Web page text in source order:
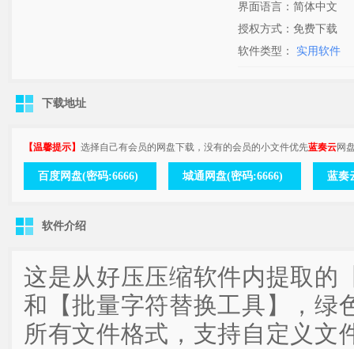
界面语言：简体中文
授权方式：免费下载
软件类型： 实用软件
下载地址
【温馨提示】 选择自己有会员的网盘下载，没有的会员的小文件优先蓝奏云网
百度网盘(密码:6666) 城通网盘(密码:6666) 蓝奏
软件介绍
这是从好压压缩软件内提取的
和【批量字符替换工具】，绿
所有文件格式，支持自定义文